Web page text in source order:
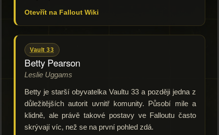
Otevřít na Fallout Wiki
Betty Pearson
Leslie Uggams
Vault 33
Betty je starší obyvatelka Vaultu 33 a později jedna z
důležitějších autorit uvnitř komunity. Působí mile a
klidně, ale právě takové postavy ve Falloutu často
skrývají víc, než se na první pohled zdá.